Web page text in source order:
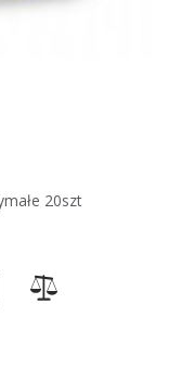
20szt